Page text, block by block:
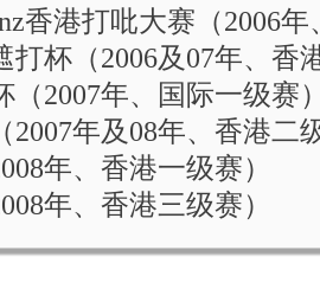
香港打吡大赛（2006
打杯（2006及07年、香
（2007年、国际一级赛
2007年及08年、香港二
年、香港一级赛）
年、香港三级赛）